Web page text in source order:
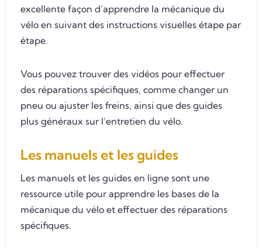
excellente façon d’apprendre la mécanique du
vélo en suivant des instructions visuelles étape par
étape.
Vous pouvez trouver des vidéos pour effectuer
des réparations spécifiques, comme changer un
pneu ou ajuster les freins, ainsi que des guides
plus généraux sur l’entretien du vélo.
Les manuels et les guides
Les manuels et les guides en ligne sont une
ressource utile pour apprendre les bases de la
mécanique du vélo et effectuer des réparations
spécifiques.